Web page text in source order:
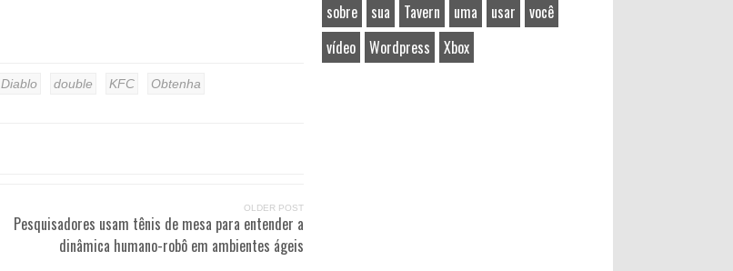
Diablo double KFC Obtenha
OLDER POST
Pesquisadores usam tênis de mesa para entender a
dinâmica humano-robô em ambientes ágeis
sobre
sua Tavern uma usar
você
vídeo
Wordpress Xbox